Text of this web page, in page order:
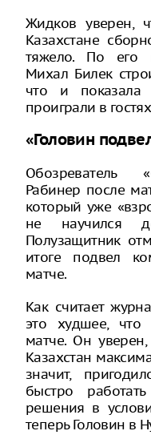
Жидков уверен,
Казахстане
тяжело. По его
Михал Билек
что и показала
проиграли в
«Головин
Обозреватель
Рабинер после
который уже
не научился
Полузащитник
итоге подвел
матче.
Как считает
это худшее,
матче. Он
Казахстан
значит,
быстро
решения в
теперь Головин в